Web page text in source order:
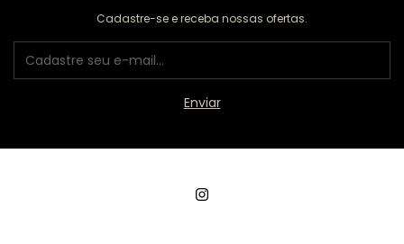
Cadastre-se e receba nossas ofertas.